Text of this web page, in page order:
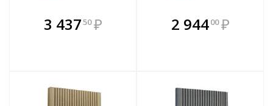
3 43750 ₽
В комплекте
всегда выгоднее!
В комплекте
всегда выгоднее!
2 94400 ₽